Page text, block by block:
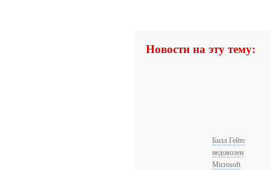
Новости на эту тему:
Билл Гейтс
недоволен
Microsoft